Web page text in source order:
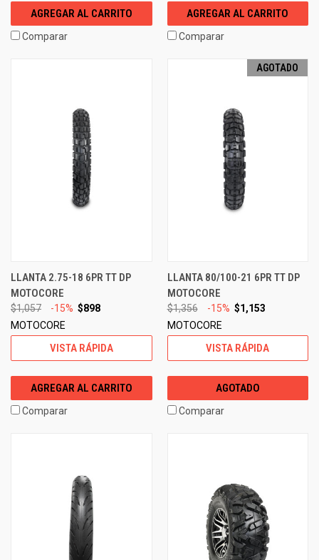
AGREGAR AL CARRITO
Comparar
AGREGAR AL CARRITO
Comparar
LLANTA 2.75-18 6PR TT DP
MOTOCORE
$1,057 -15% $898
MOTOCORE
VISTA RÁPIDA
AGREGAR AL CARRITO
Comparar
AGOTADO
LLANTA 80/100-21 6PR TT DP
MOTOCORE
$1,356 -15% $1,153
MOTOCORE
VISTA RÁPIDA
AGOTADO
Comparar